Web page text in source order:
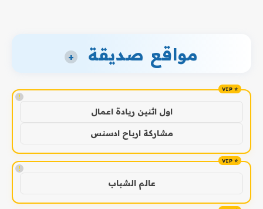
مواقع صديقة +
!
اول اثنين ريادة اعمال
مشاركة ارباح ادسنس
!
عالم الشباب